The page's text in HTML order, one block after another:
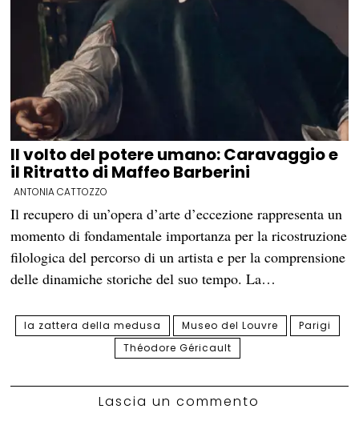
Il volto del potere umano: Caravaggio e
il Ritratto di Maffeo Barberini
ANTONIA CATTOZZO
Il recupero di un’opera d’arte d’eccezione rappresenta un
momento di fondamentale importanza per la ricostruzione
filologica del percorso di un artista e per la comprensione
delle dinamiche storiche del suo tempo. La…
la zattera della medusa Museo del Louvre
Parigi
Théodore Géricault
Lascia un commento